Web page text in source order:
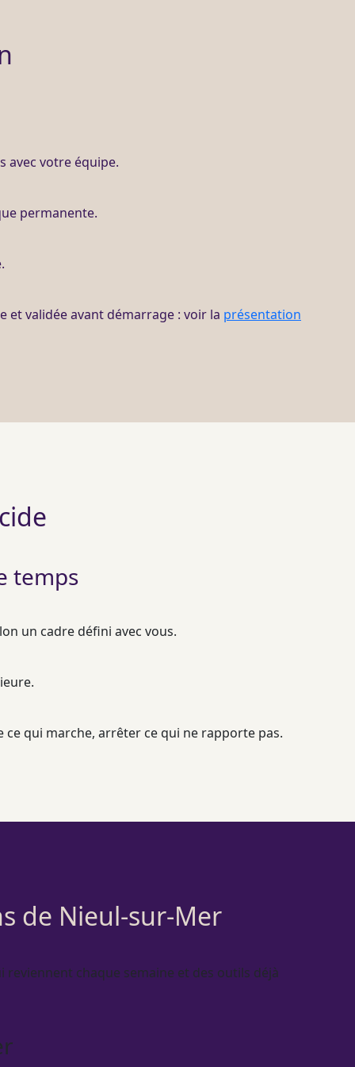
avec votre équipe.
permanente.
et validée avant démarrage : voir la présentation
temps
un cadre défini avec vous.
ce qui marche, arrêter ce qui ne rapporte pas.
de Nieul-sur-Mer
chaque semaine et des outils déjà